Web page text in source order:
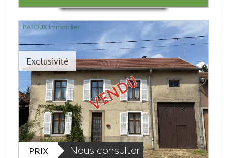
Exclusivité
PRIX Nous consulter